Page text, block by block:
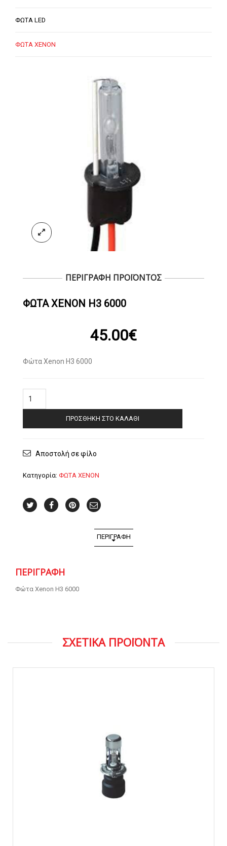
ΠΕΡΙΓΡΑΦΗ ΠΡΟΪΟΝΤΟΣ
ΦΏΤΑ XENON H3 6000
45.00€
Φώτα Xenon H3 6000
Xenon
H3
ποσότητα
ΠΡΟΣΘΉΚΗ ΣΤΟ ΚΑΛΆΘΙ
Αποστολή σε φίλο
Κατηγορία: ΦΩΤΑ XENON
ΠΕΡΙΓΡΑΦΉ
ΠΕΡΙΓΡΑΦΉ
Φώτα Xenon H3 6000
ΦΩΤΑ LED
ΦΩΤΑ XENON
ΣΧΕΤΙΚΑ ΠΡΟΪΟΝΤΑ